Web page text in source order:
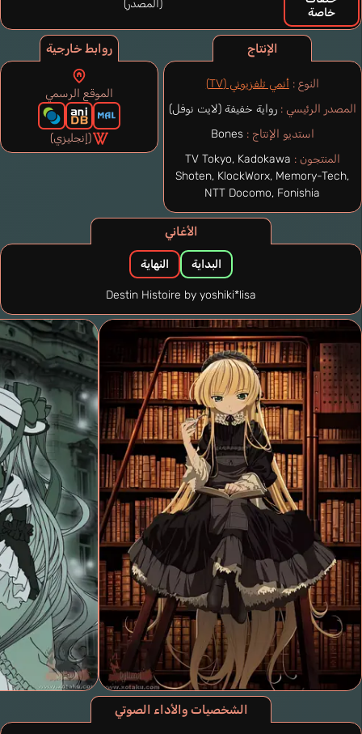
الإنتاج
النوع :أنمي تلفزيوني (TV)
المصدر الرئيسي : رواية خفيفة (لايت نوفل)
استديو الإنتاج : Bones
المنتجون : TV Tokyo, Kadokawa
Shoten, KlockWorx, Memory-Tech,
NTT Docomo, Fonishia
خاصة
(المصدر)
الأغاني
البداية النهاية
Destin Histoire by yoshiki*lisa
الشخصيات والأداء الصوتي
روابط خارجية
الموقع الرسمي
(إنجليزي)